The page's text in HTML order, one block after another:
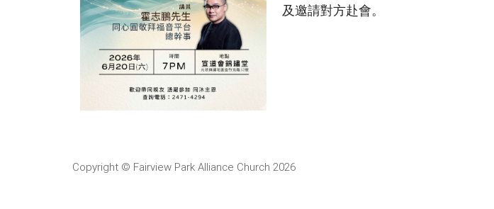
及邀請對方赴會。
Copyright © Fairview Park Alliance Church 2026